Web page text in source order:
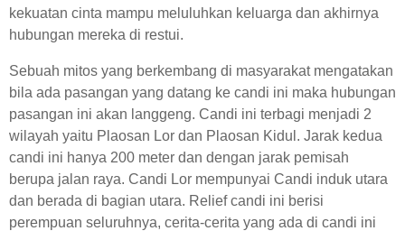
kekuatan cinta mampu meluluhkan keluarga dan akhirnya
hubungan mereka di restui.
Sebuah mitos yang berkembang di masyarakat mengatakan
bila ada pasangan yang datang ke candi ini maka hubungan
pasangan ini akan langgeng. Candi ini terbagi menjadi 2
wilayah yaitu Plaosan Lor dan Plaosan Kidul. Jarak kedua
candi ini hanya 200 meter dan dengan jarak pemisah
berupa jalan raya. Candi Lor mempunyai Candi induk utara
dan berada di bagian utara. Relief candi ini berisi
perempuan seluruhnya, cerita-cerita yang ada di candi ini